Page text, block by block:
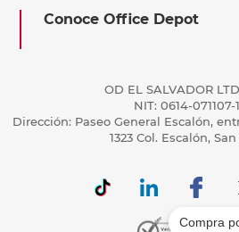
Conoce Office Depot
OD EL SALVADOR
NIT: 0614-071107-
Dirección: Paseo General Escalón,
1323 Col. Escalón,
Compra